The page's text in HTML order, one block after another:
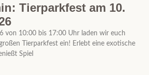
Tierparkfest am 10.
von 10:00 bis 17:00 Uhr laden wir euch
Tierparkfest ein! Erlebt eine exotische
Spiel